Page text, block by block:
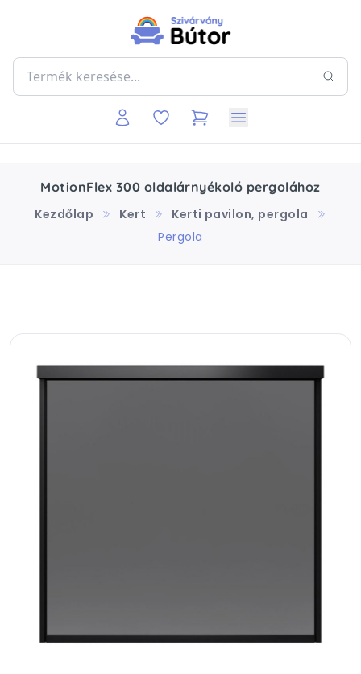
MotionFlex 300 oldalárnyékoló pergolához
Kezdőlap
Kert
Kerti pavilon, pergola
Pergola